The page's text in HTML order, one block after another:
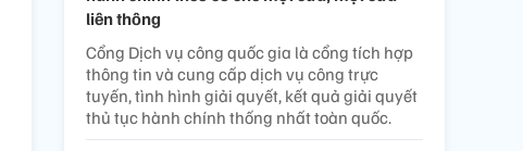
liên thông
Cổng Dịch vụ công quốc gia là cổng tích hợp
thông tin và cung cấp dịch vụ công trực
tuyến, tình hình giải quyết, kết quả giải quyết
thủ tục hành chính thống nhất toàn quốc.